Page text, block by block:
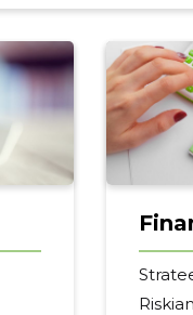
LRB.EE